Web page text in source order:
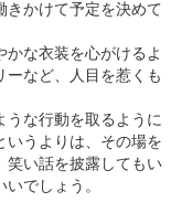
きかけて予定を決めて
な衣装を心がけるよ
ーなど、人目を惹くも
な行動を取るように
いうよりは、その場を
笑い話を披露してもい
でしょう。